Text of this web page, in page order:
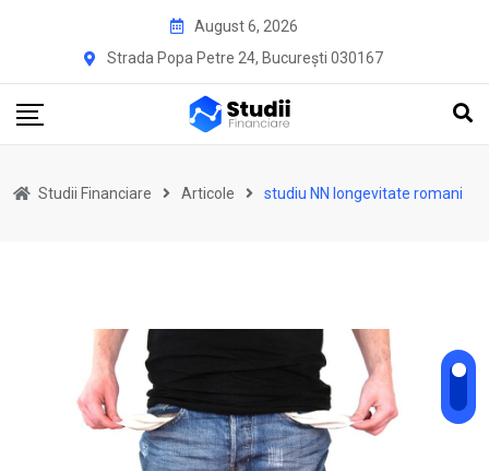
August 6, 2026
Strada Popa Petre 24, București 030167
Studii Financiare Articole studiu NN longevitate romani